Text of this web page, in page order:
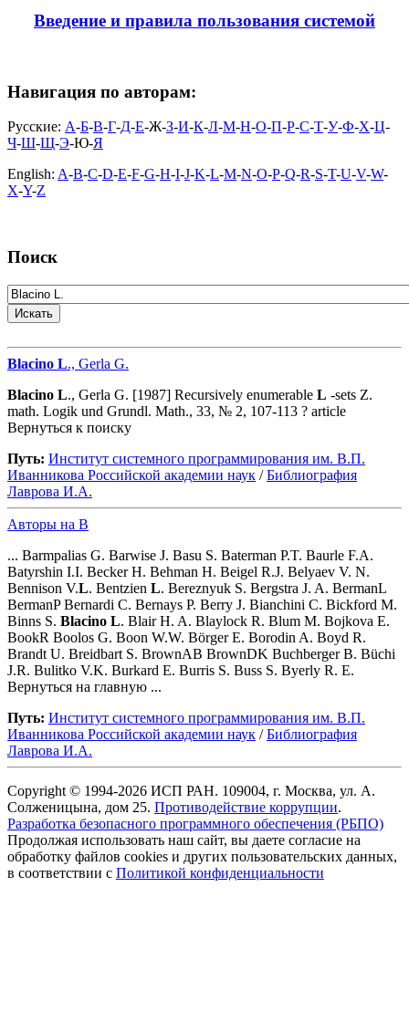
Введение и правила пользования системой
Навигация по авторам:
Русские: А-Б-В-Г-Д-Е-Ж-З-И-К-Л-М-Н-О-П-Р-С-Т-У-Ф-Х-Ц-
Ч-Ш-Щ-Э-Ю-Я
English: A-B-C-D-E-F-G-H-I-J-K-L-M-N-O-P-Q-R-S-T-U-V-W-
X-Y-Z
Поиск
Blacino L., Gerla G.
Blacino L., Gerla G. [1987] Recursively enumerable L -sets Z.
math. Logik und Grundl. Math., 33, № 2, 107-113 ? article
Вернуться к поиску
Путь: Институт системного программирования им. В.П.
Иванникова Роcсийской академии наук /Библиография
Лаврова И.А.
Авторы на B
... Barmpalias G. Barwise J. Basu S. Baterman P.T. Baurle F.A.
Batyrshin I.I. Becker H. Behman H. Beigel R.J. Belyaev V. N.
Bennison V.L. Bentzien L. Bereznyuk S. Bergstra J. A. BermanL
BermanP Bernardi C. Bernays P. Berry J. Bianchini C. Bickford M.
Binns S. Blacino L. Blair H. A. Blaylock R. Blum M. Bojkova E.
BookR Boolos G. Boon W.W. Börger E. Borodin A. Boyd R.
Brandt U. Breidbart S. BrownAB BrownDK Buchberger B. Büchi
J.R. Bulitko V.K. Burkard E. Burris S. Buss S. Byerly R. E.
Вернуться на главную ...
Путь: Институт системного программирования им. В.П.
Иванникова Роcсийской академии наук /Библиография
Лаврова И.А.
Copyright © 1994-2026 ИСП РАН. 109004, г. Москва, ул. А.
Солженицына, дом 25. Противодействие коррупции.
Разработка безопасного программного обеспечения (РБПО)
Продолжая использовать наш сайт, вы даете согласие на
обработку файлов cookies и других пользовательских данных,
в соответствии с Политикой конфиденциальности